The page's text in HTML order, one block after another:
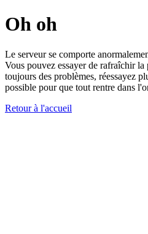
Oh oh
Le serveur se comporte
Vous pouvez essayer de rafraîchir la
toujours des problèmes, réessayez
possible pour que tout rentre dans
Retour à l'accueil